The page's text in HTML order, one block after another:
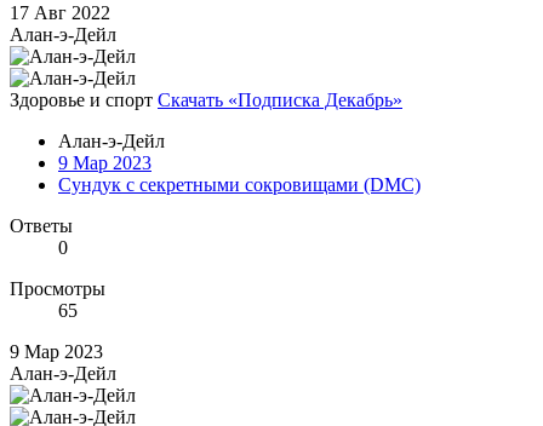
17 Авг 2022
Алан-э-Дейл
Здоровье и спорт Скачать «Подписка Декабрь»
Алан-э-Дейл
9 Мар 2023
Сундук с секретными сокровищами (DMC)
Ответы
0
Просмотры
65
9 Мар 2023
Алан-э-Дейл